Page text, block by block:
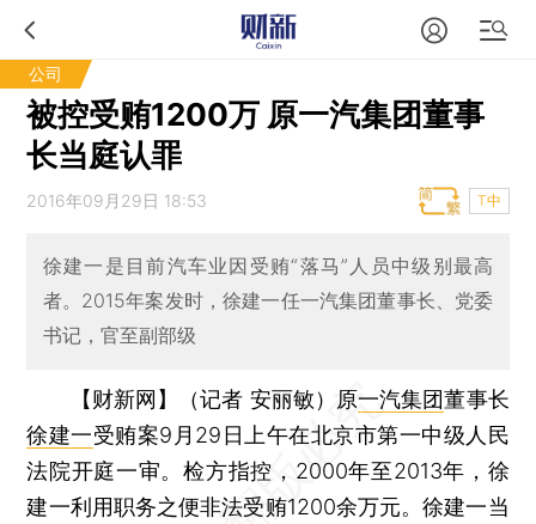
公司
被控受贿1200万 原一汽集团董事
长当庭认罪
2016年09月29日 18:53 T中
徐建一是目前汽车业因受贿“落马”人员中级别最高
者。2015年案发时，徐建一任一汽集团董事长、党委
书记，官至副部级
【财新网】（记者 安丽敏） 原一汽集团董事长
徐建一受贿案9月29日上午在北京市第一中级人民
法院开庭一审。检方指控，2000年至2013年，徐
建一利用职务之便非法受贿1200余万元。徐建一当